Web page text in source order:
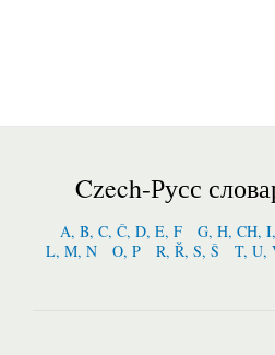
Czech-Русс
A, B, C, Č, D, E, F
G, H, CH,
L, M, N
O, P R, Ř, S, Š T, U,